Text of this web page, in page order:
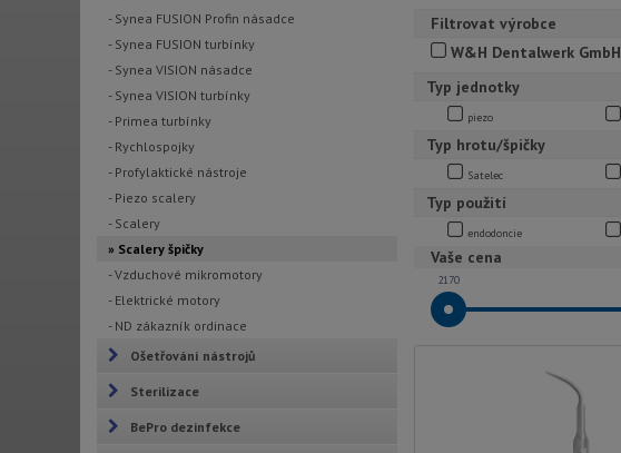
- Synea FUSION Profin násadce
- Synea FUSION turbínky
- Synea VISION násadce
- Synea VISION turbínky
- Primea turbínky
- Rychlospojky
- Profylaktické nástroje
- Piezo scalery
- Scalery
» Scalery špičky
- Vzduchové mikromotory
- Elektrické motory
- ND zákazník ordinace
Ošetřování nástrojů
Sterilizace
BePro dezinfekce
Filtrovat výrobce
W&H Dentalwerk GmbH
Typ jednotky
piezo
Typ hrotu/špičky
Satelec
Typ použití
endodoncie
Vaše cena
2170